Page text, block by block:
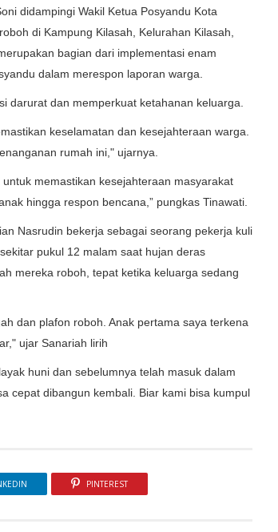
didampingi Wakil Ketua Posyandu Kota
di Kampung Kilasah, Kelurahan Kilasah,
bagian dari implementasi enam
dalam merespon laporan warga.
darurat dan memperkuat ketahanan keluarga.
keselamatan dan kesejahteraan warga.
rumah ini," ujarnya.
memastikan kesejahteraan masyarakat
hingga respon bencana,” pungkas Tinawati.
Nasrudin bekerja sebagai seorang pekerja kuli
pukul 12 malam saat hujan deras
mereka roboh, tepat ketika keluarga sedang
dan plafon roboh. Anak pertama saya terkena
ujar Sanariah lirih
huni dan sebelumnya telah masuk dalam
cepat dibangun kembali. Biar kami bisa kumpul
PINTEREST